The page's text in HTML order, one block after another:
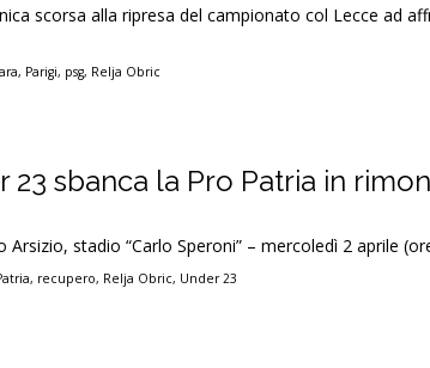
scorsa alla ripresa del campionato col Lecce ad
, Parigi, psg, Relja Obric
23 sbanca la Pro Patria in
Arsizio, stadio “Carlo Speroni” – mercoledì 2 aprile
, recupero, Relja Obric, Under 23